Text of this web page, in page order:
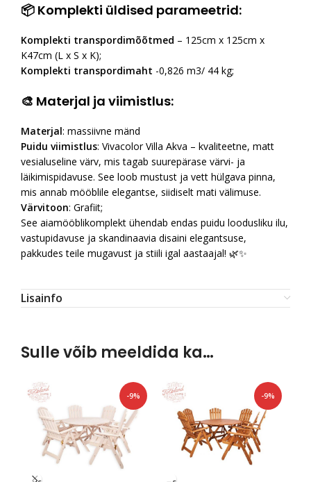
📦 Komplekti üldised parameetrid:
Komplekti transpordimõõtmed – 125cm x 125cm x
K47cm (L x S x K);
Komplekti transpordimaht -0,826 m3/ 44 kg;
🎨 Materjal ja viimistlus:
Materjal: massiivne mänd
Puidu viimistlus: Vivacolor Villa Akva – kvaliteetne, matt
vesialuseline värv, mis tagab suurepärase värvi- ja
läikimispidavuse. See loob mustust ja vett hülgava pinna,
mis annab mööblile elegantse, siidiselt mati välimuse.
Värvitoon: Grafiit;
See aiamööblikomplekt ühendab endas puidu loodusliku ilu,
vastupidavuse ja skandinaavia disaini elegantsuse,
pakkudes teile mugavust ja stiili igal aastaajal! 🌿✨
Lisainfo
Sulle võib meeldida ka…
-9% -9%